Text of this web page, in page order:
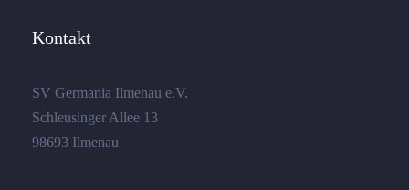
Kontakt
SV Germania Ilmenau e.V.
Schleusinger Allee 13
98693 Ilmenau